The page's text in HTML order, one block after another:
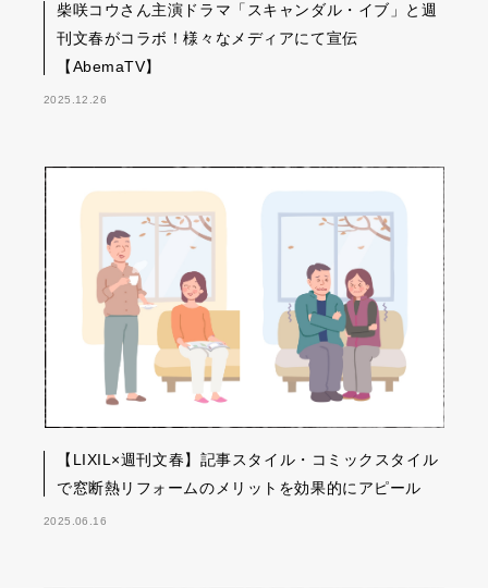
柴咲コウさん主演ドラマ「スキャンダル・イブ」と週
刊文春がコラボ！様々なメディアにて宣伝
【AbemaTV】
2025.12.26
【LIXIL×週刊文春】記事スタイル・コミックスタイル
で窓断熱リフォームのメリットを効果的にアピール
2025.06.16